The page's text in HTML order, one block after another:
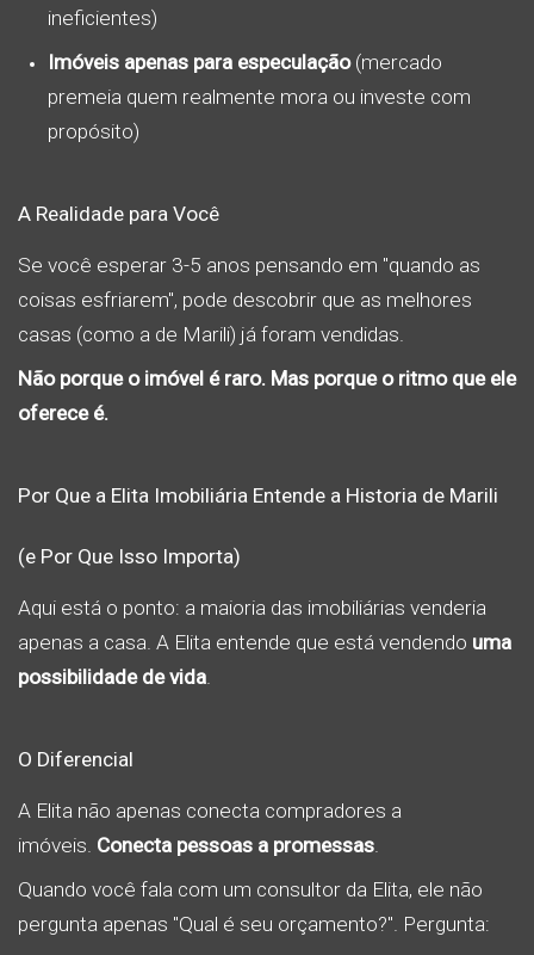
ineficientes)
Imóveis apenas para especulação(mercado
premeia quem realmente mora ou investe com
propósito)
A Realidade para Você
Se você esperar 3-5 anos pensando em "quando as
coisas esfriarem", pode descobrir que as melhores
casas (como a de Marili) já foram vendidas.
Não porque o imóvel é raro. Mas porque o ritmo que ele
oferece é.
Por Que a Elita Imobiliária Entende a Historia de Marili
(e Por Que Isso Importa)
Aqui está o ponto: a maioria das imobiliárias venderia
apenas a casa. A Elita entende que está vendendo uma
possibilidade de vida.
O Diferencial
A Elita não apenas conecta compradores a
imóveis. Conecta pessoas a promessas.
Quando você fala com um consultor da Elita, ele não
pergunta apenas "Qual é seu orçamento?". Pergunta: